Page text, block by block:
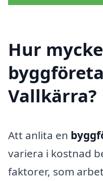
Hur
Vallkärra?
Att anlita en
variera i kostnad
faktorer, som